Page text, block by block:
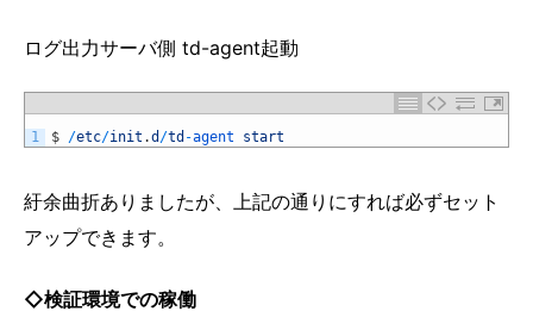
ログ出力サーバ側 td-agent起動
1 $ /etc/init .d /td -agent start
紆余曲折ありましたが、上記の通りにすれば必ずセット
アップできます。
◇検証環境での稼働